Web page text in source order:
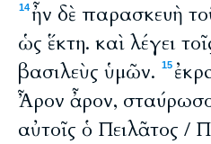
14ἦν δὲ παρασκευὴ
ὡς ἕκτη. καὶ λέγει
βασιλεὺς ὑμῶν.
15
Ἆρον ἆρον,
αὐτοῖς ὁ Πειλᾶτος /